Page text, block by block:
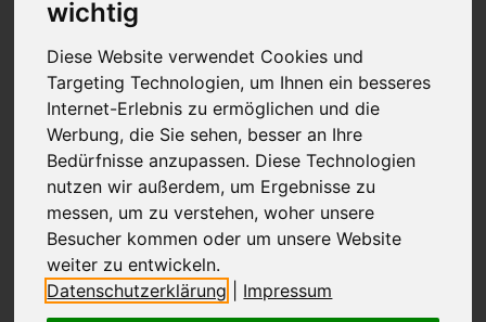
wichtig
Diese Website verwendet Cookies und
Targeting Technologien, um Ihnen ein besseres
Internet-Erlebnis zu ermöglichen und die
Werbung, die Sie sehen, besser an Ihre
Bedürfnisse anzupassen. Diese Technologien
nutzen wir außerdem, um Ergebnisse zu
messen, um zu verstehen, woher unsere
Besucher kommen oder um unsere Website
weiter zu entwickeln.
Datenschutzerklärung
Impressum
Buchstabenwürfel Holz
Buchstabenwürfel nach Wahl
Bewertungen
BUCHSTABENWÜRFEL NACH WAHL